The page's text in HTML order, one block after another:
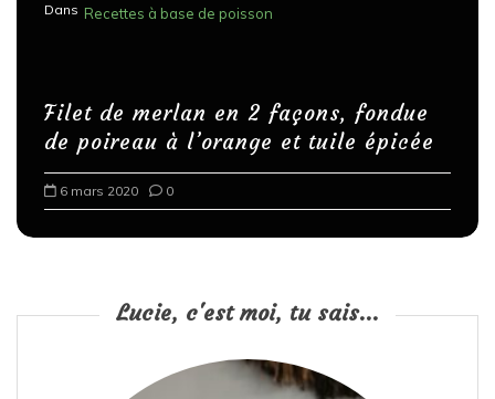
Dans Recettes à base de poisson
Filet de merlan en 2 façons, fondue
de poireau à l’orange et tuile épicée
6 mars 2020 0
Lucie, c'est moi, tu sais...